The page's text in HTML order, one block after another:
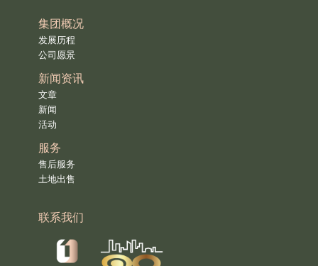
集团概况
发展历程
公司愿景
新闻资讯
文章
新闻
活动
服务
售后服务
土地出售
联系我们